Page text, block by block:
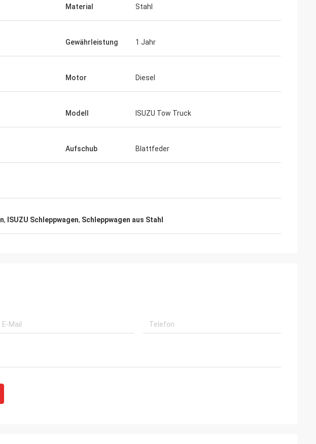
Material Stahl
Gewährleistung 1 Jahr
Motor Diesel
Modell ISUZU Tow Truck
Aufschub Blattfeder
, ISUZU Schleppwagen, Schleppwagen aus Stahl